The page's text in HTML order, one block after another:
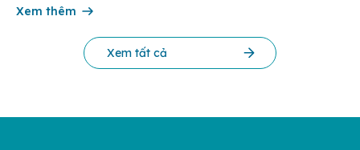
cứu Phát triển Doanh nghiệp Châu Á […]
Xem thêm
Xem tất cả